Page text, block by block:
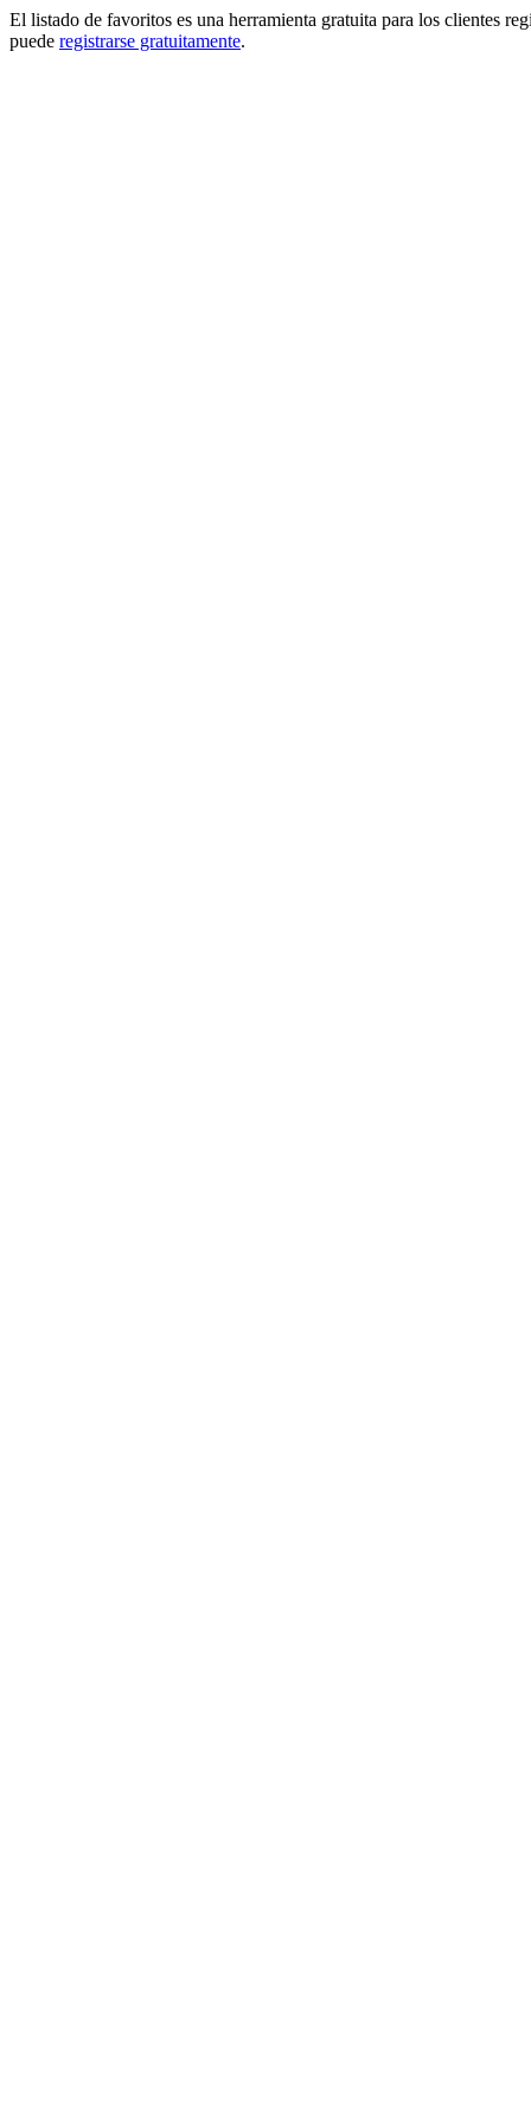
El listado de favoritos es una herramienta gratuita para los clientes
puede registrarse gratuitamente.